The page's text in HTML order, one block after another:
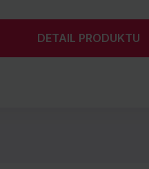
DETAIL PRODUKTU